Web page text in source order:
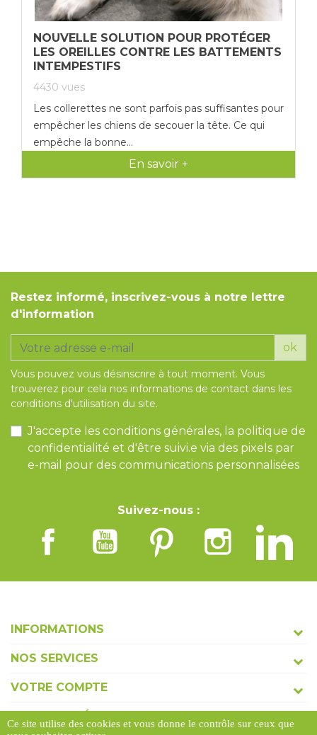
NOUVELLE SOLUTION POUR PROTÉGER
LES OREILLES CONTRE LES BATTEMENTS
INTEMPESTIFS
4430 vues
Les collerettes ne sont parfois pas suffisantes pour
empêcher les chiens de secouer la tête. Ce qui
empêche la bonne...
En savoir +
Restez informé, inscrivez-vous à notre lettre
d'information
ok
Vous pouvez vous désinscrire à tout moment. Vous
trouverez pour cela nos informations de contact dans les
conditions d'utilisation du site.
J'accepte les conditions générales, la politique de
confidentialité et d'être suivi.e via des pixels par
e-mail pour des communications personnalisées
Suivez-nous :
INFORMATIONS
NOS SERVICES
VOTRE COMPTE
Ce site utilise des cookies et vous donne le contrôle sur ceux que